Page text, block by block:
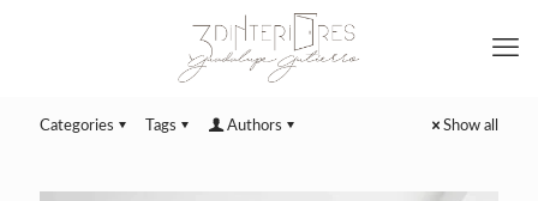
Categories Tags Authors Show all